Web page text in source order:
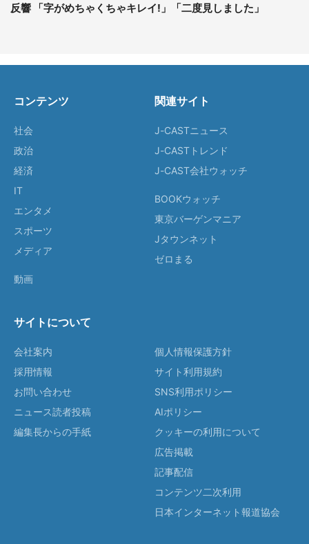
反響 「字がめちゃくちゃキレイ!」「二度見しました」
コンテンツ
社会
政治
経済
IT
エンタメ
スポーツ
メディア
動画
関連サイト
J-CASTニュース
J-CASTトレンド
J-CAST会社ウォッチ
BOOKウォッチ
東京バーゲンマニア
Jタウンネット
ゼロまる
サイトについて
会社案内
採用情報
お問い合わせ
ニュース読者投稿
編集長からの手紙
個人情報保護方針
サイト利用規約
SNS利用ポリシー
AIポリシー
クッキーの利用について
広告掲載
記事配信
コンテンツ二次利用
日本インターネット報道協会